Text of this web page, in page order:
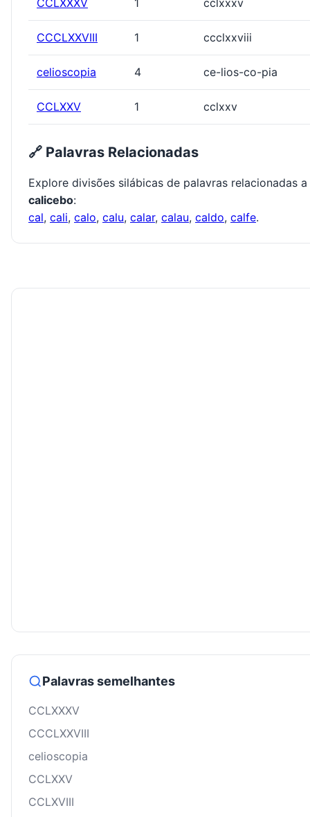
CCLXXXV 1 cclxxxv
CCCLXXVIII 1 ccclxxviii
celioscopia 4 ce-lios-co-pia
CCLXXV 1 cclxxv
🔗 Palavras Relacionadas
Explore divisões silábicas de palavras relacionadas a
calicebo:
cal, cali, calo, calu, calar, calau, caldo, calfe.
Palavras semelhantes
CCLXXXV
CCCLXXVIII
celioscopia
CCLXXV
CCLXVIII